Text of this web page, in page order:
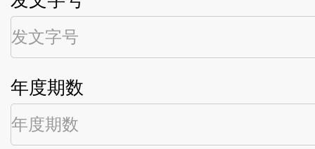
年度期数